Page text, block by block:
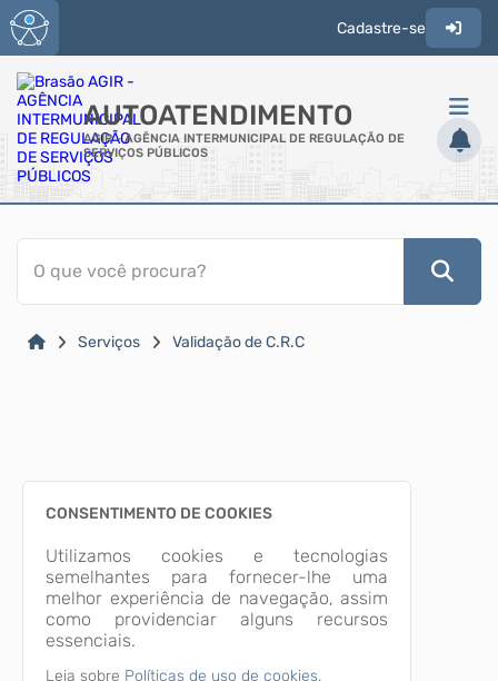
Cadastre-se
AUTOATENDIMENTO
AGIR - AGÊNCIA INTERMUNICIPAL DE REGULAÇÃO DE
SERVIÇOS PÚBLICOS
ACESSO RÁPIDO
Acessibilidade
Transparência
O que você procura?
Serviços Validação de C.R.C
CONSENTIMENTO DE COOKIES
Utilizamos cookies e tecnologias
semelhantes para fornecer-lhe uma
melhor experiência de navegação, assim
como providenciar alguns recursos
essenciais.
Leia sobre Políticas de uso de cookies.